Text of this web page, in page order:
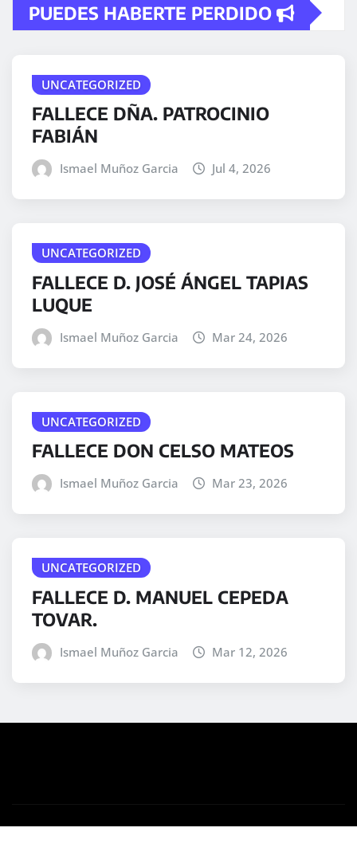
PUEDES HABERTE PERDIDO
UNCATEGORIZED
FALLECE DÑA. PATROCINIO
FABIÁN
Ismael Muñoz Garcia Jul 4, 2026
UNCATEGORIZED
FALLECE D. JOSÉ ÁNGEL TAPIAS
LUQUE
Ismael Muñoz Garcia Mar 24, 2026
UNCATEGORIZED
FALLECE DON CELSO MATEOS
Ismael Muñoz Garcia Mar 23, 2026
UNCATEGORIZED
FALLECE D. MANUEL CEPEDA
TOVAR.
Ismael Muñoz Garcia Mar 12, 2026